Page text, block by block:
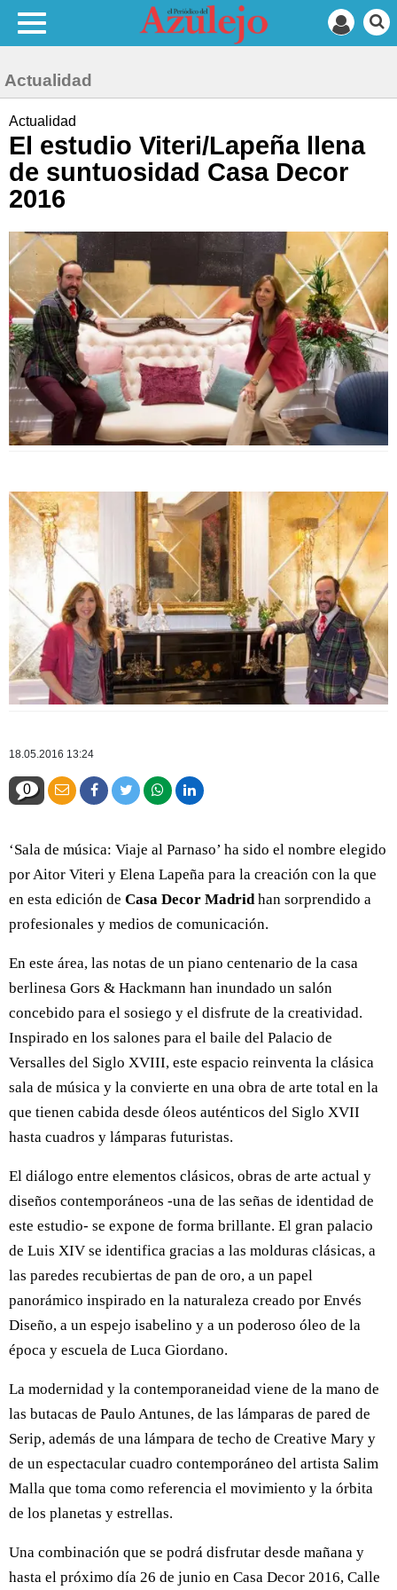
Actualidad
Actualidad
El estudio Viteri/Lapeña llena
de suntuosidad Casa Decor
2016
18.05.2016 13:24
0
‘Sala de música: Viaje al Parnaso’ ha sido el nombre elegido
por Aitor Viteri y Elena Lapeña para la creación con la que
en esta edición de Casa Decor Madrid han sorprendido a
profesionales y medios de comunicación.
En este área, las notas de un piano centenario de la casa
berlinesa Gors & Hackmann han inundado un salón
concebido para el sosiego y el disfrute de la creatividad.
Inspirado en los salones para el baile del Palacio de
Versalles del Siglo XVIII, este espacio reinventa la clásica
sala de música y la convierte en una obra de arte total en la
que tienen cabida desde óleos auténticos del Siglo XVII
hasta cuadros y lámparas futuristas.
El diálogo entre elementos clásicos, obras de arte actual y
diseños contemporáneos -una de las señas de identidad de
este estudio- se expone de forma brillante. El gran palacio
de Luis XIV se identifica gracias a las molduras clásicas, a
las paredes recubiertas de pan de oro, a un papel
panorámico inspirado en la naturaleza creado por Envés
Diseño, a un espejo isabelino y a un poderoso óleo de la
época y escuela de Luca Giordano.
La modernidad y la contemporaneidad viene de la mano de
las butacas de Paulo Antunes, de las lámparas de pared de
Serip, además de una lámpara de techo de Creative Mary y
de un espectacular cuadro contemporáneo del artista Salim
Malla que toma como referencia el movimiento y la órbita
de los planetas y estrellas.
Una combinación que se podrá disfrutar desde mañana y
hasta el próximo día 26 de junio en Casa Decor 2016, Calle